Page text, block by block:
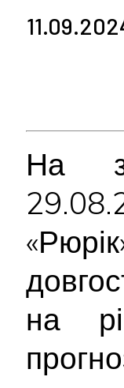
На
на